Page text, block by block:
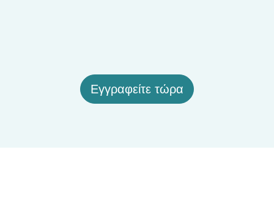
Εγγραφείτε τώρα